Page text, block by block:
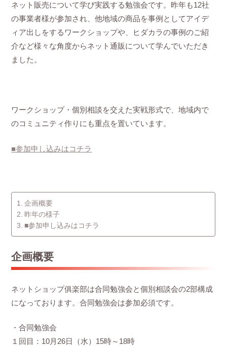
ネット販売について学び実践する勉強会です。昨年も12社
の事業者様が参加され、他地域の商品を事例としてアイデ
ィア出しをするワークショップや、ヒダカラの事例のご紹
介など様々な角度からネット通販について学んでいただき
ました。
ワークショップ・個別相談を交えた実戦形式で、地域内で
のコミュニティ作りにも重点を置いています。
■参加申し込みはコチラ
企画概要
昨年の様子
■参加申し込みはコチラ
企画概要
ネットショップ俱楽部は合同勉強会と個別相談会の2部構成
になっております。合同勉強会は参加必須です。
・合同勉強会
１回目：10月26日（水）15時～18時